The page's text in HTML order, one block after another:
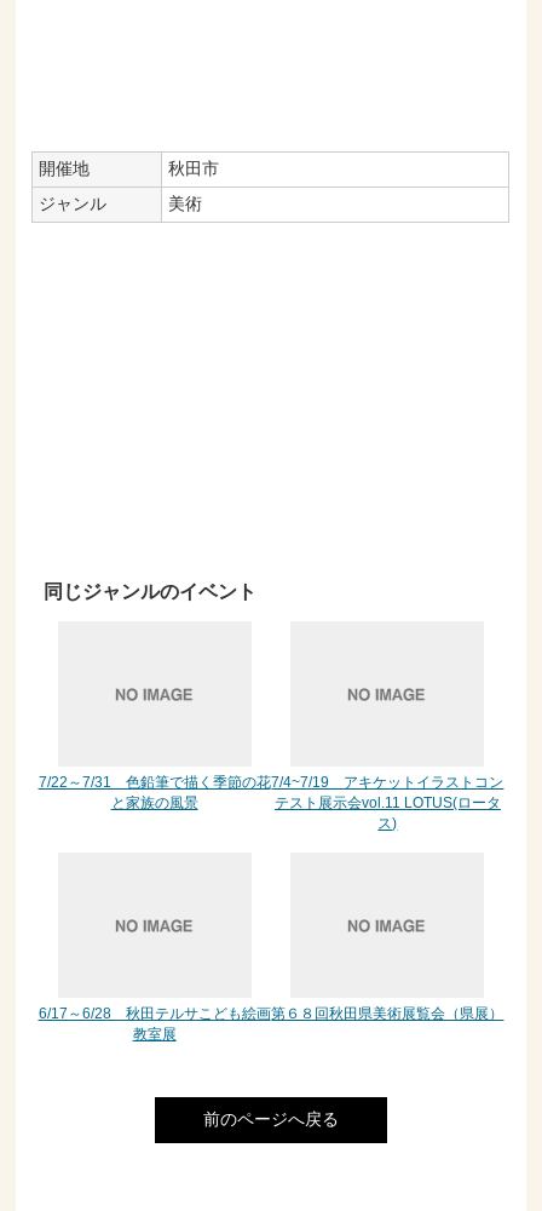
開催地
秋田市
ジャンル
美術
同じジャンルのイベント
7/22～7/31 色鉛筆で描く季節の花
と家族の風景
7/4~7/19 アキケットイラストコン
テスト展示会vol.11 LOTUS(ロータ
ス)
6/17～6/28 秋田テルサこども絵画
教室展
第６８回秋田県美術展覧会（県展）
前のページへ戻る